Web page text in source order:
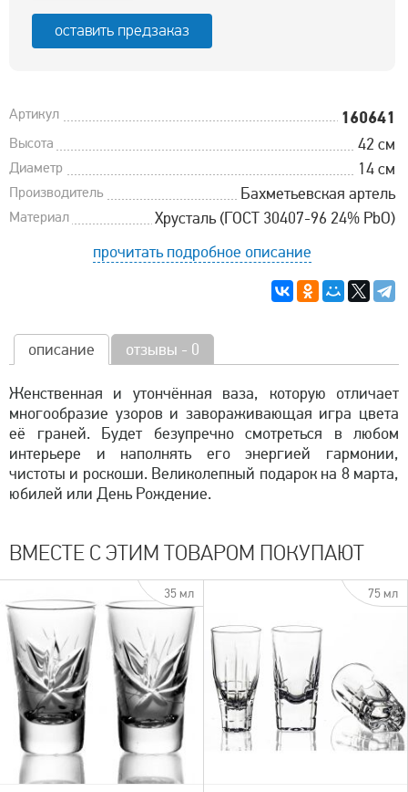
оставить предзаказ
Артикул 160641
Высота 42 см
Диаметр 14 см
Производитель Бахметьевская артель
Материал
Хрусталь (ГОСТ 30407-96 24% PbO)
прочитать подробное описание
описание отзывы - 0
Женственная и утончённая ваза, которую отличает
многообразие узоров и завораживающая игра цвета
её граней. Будет безупречно смотреться в любом
интерьере и наполнять его энергией гармонии,
чистоты и роскоши. Великолепный подарок на 8 марта,
юбилей или День Рождение.
ВМЕСТЕ С ЭТИМ ТОВАРОМ ПОКУПАЮТ
35 мл 75 мл
быстрый просмотр